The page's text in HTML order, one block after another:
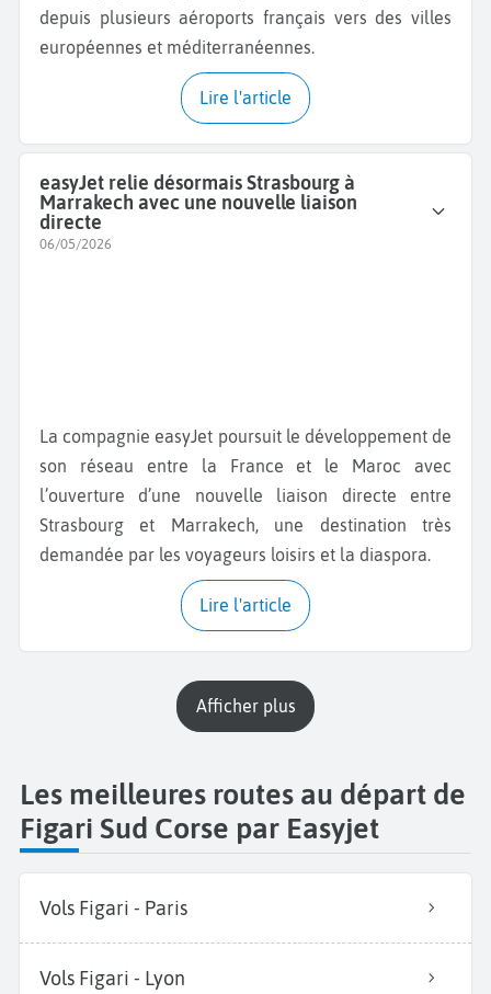
depuis plusieurs aéroports français vers des villes
européennes et méditerranéennes.
Lire l'article
easyJet relie désormais Strasbourg à
Marrakech avec une nouvelle liaison
directe
06/05/2026
La compagnie easyJet poursuit le développement de
son réseau entre la France et le Maroc avec
l’ouverture d’une nouvelle liaison directe entre
Strasbourg et Marrakech, une destination très
demandée par les voyageurs loisirs et la diaspora.
Lire l'article
Afficher plus
Les meilleures routes au départ de
Figari Sud Corse par Easyjet
Vols Figari - Paris
Vols Figari - Lyon